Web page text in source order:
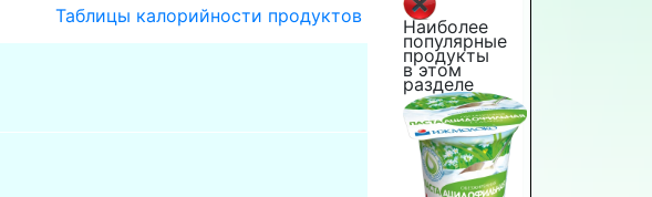
Таблицы калорийности продуктов
Наиболее
популярные
продукты
в этом
разделе